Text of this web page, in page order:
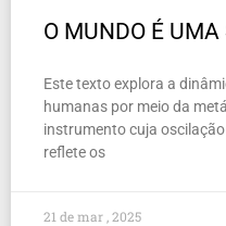
O MUNDO É
Este texto explora a
humanas por meio da
instrumento cuja
reflete os
21 de mar , 2025